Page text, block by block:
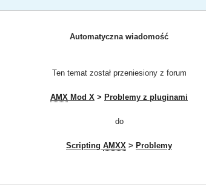
Automatyczna wiadomość
Ten temat został przeniesiony z forum
AMX Mod X > Problemy z pluginami
do
Scripting AMXX > Problemy